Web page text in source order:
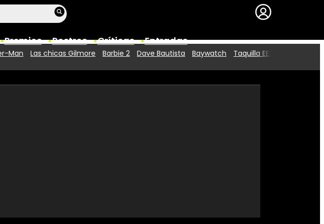
Premios Rostros Críticas Entradas
Premios
Man Las chicas Gilmore Barbie 2 Dave Bautista Baywatch Taquilla EE.UU.